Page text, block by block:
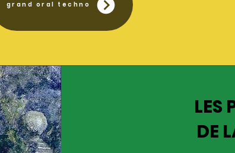
grand oral techno
LES
DE